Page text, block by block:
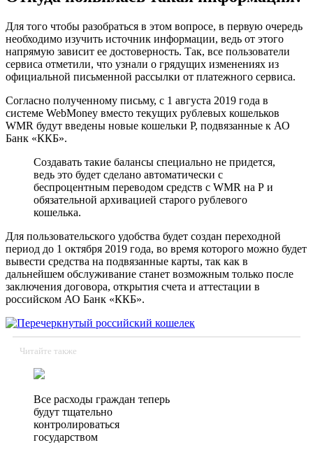
Для того чтобы разобраться в этом вопросе, в первую очередь
необходимо изучить источник информации, ведь от этого
напрямую зависит ее достоверность. Так, все пользователи
сервиса отметили, что узнали о грядущих изменениях из
официальной письменной рассылки от платежного сервиса.
Согласно полученному письму, с 1 августа 2019 года в
системе WebMoney вместо текущих рублевых кошельков
WMR будут введены новые кошельки Р, подвязанные к АО
Банк «ККБ».
Создавать такие балансы специально не придется,
ведь это будет сделано автоматически с
беспроцентным переводом средств с WMR на Р и
обязательной архивацией старого рублевого
кошелька.
Для пользовательского удобства будет создан переходной
период до 1 октября 2019 года, во время которого можно будет
вывести средства на подвязанные карты, так как в
дальнейшем обслуживание станет возможным только после
заключения договора, открытия счета и аттестации в
российском АО Банк «ККБ».
Читайте также
Все расходы граждан теперь
будут тщательно
контролироваться
государством